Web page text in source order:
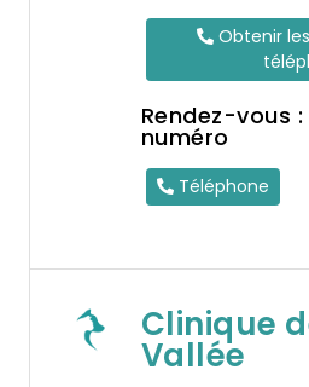
Obtenir
Rendez-vous
numéro
Téléphone
Clinique
Vallée